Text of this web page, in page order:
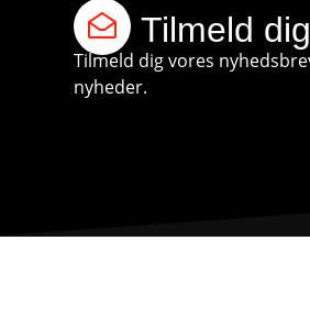
Tilmeld
Tilmeld dig vores
nyheder.